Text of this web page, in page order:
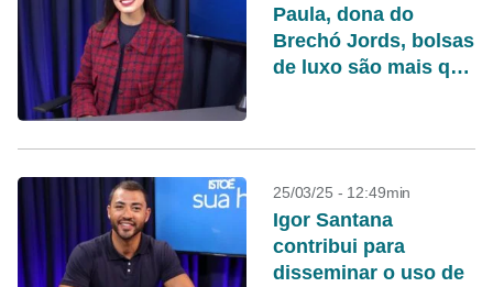
Paula, dona do
Brechó Jords, bolsas
de luxo são mais que
prazo
25/03/25 - 12:49min
Igor Santana
contribui para
disseminar o uso de